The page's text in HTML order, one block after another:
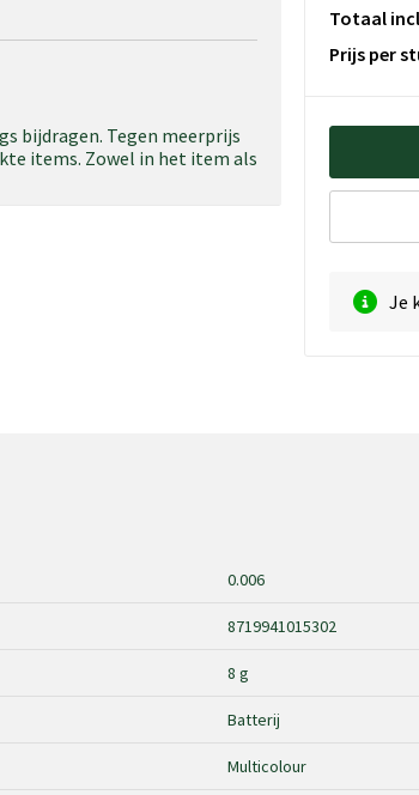
bijdragen. Tegen meerprijs
items. Zowel in het item als
Totaal
Prijs per
Je
0.006
8719941015302
8 g
Batterij
Multicolour